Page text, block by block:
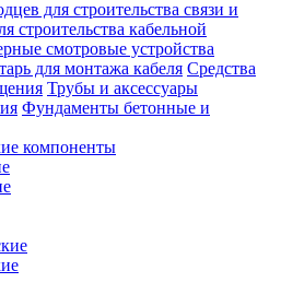
для строительства связи и
строительства кабельной
смотровые устройства
для монтажа кабеля Средства
Трубы и аксессуары
Фундаменты бетонные и
компоненты